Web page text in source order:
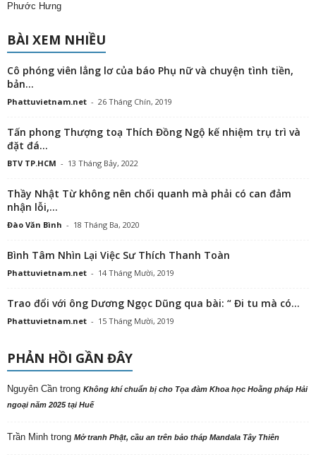
Phước Hưng
BÀI XEM NHIỀU
Cô phóng viên lẳng lơ của báo Phụ nữ và chuyện tình tiền,
bản...
Phattuvietnam.net - 26 Tháng Chín, 2019
Tấn phong Thượng toạ Thích Đồng Ngộ kế nhiệm trụ trì và
đặt đá...
BTV TP.HCM - 13 Tháng Bảy, 2022
Thầy Nhật Từ không nên chối quanh mà phải có can đảm
nhận lỗi,...
Đào Văn Bình - 18 Tháng Ba, 2020
Bình Tâm Nhìn Lại Việc Sư Thích Thanh Toàn
Phattuvietnam.net - 14 Tháng Mười, 2019
Trao đổi với ông Dương Ngọc Dũng qua bài: “ Đi tu mà có...
Phattuvietnam.net - 15 Tháng Mười, 2019
PHẢN HỒI GẦN ĐÂY
Nguyên Cần trong Không khí chuẩn bị cho Tọa đàm Khoa học Hoằng pháp Hải
ngoại năm 2025 tại Huế
Trần Minh trong Mở tranh Phật, cầu an trên bảo tháp Mandala Tây Thiên